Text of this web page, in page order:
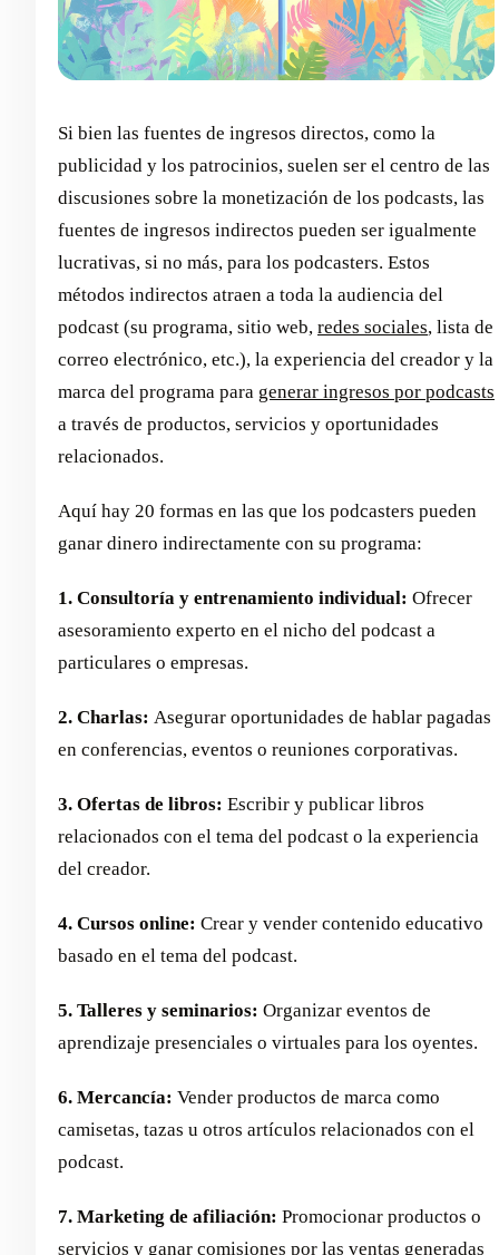
Si bien las fuentes de ingresos directos, como la
publicidad y los patrocinios, suelen ser el centro de las
discusiones sobre la monetización de los podcasts, las
fuentes de ingresos indirectos pueden ser igualmente
lucrativas, si no más, para los podcasters. Estos
métodos indirectos atraen a toda la audiencia del
podcast (su programa, sitio web, redes sociales, lista de
correo electrónico, etc.), la experiencia del creador y la
marca del programa para generar ingresos por podcasts
a través de productos, servicios y oportunidades
relacionados.
Aquí hay 20 formas en las que los podcasters pueden
ganar dinero indirectamente con su programa:
1. Consultoría y entrenamiento individual: Ofrecer
asesoramiento experto en el nicho del podcast a
particulares o empresas.
2. Charlas: Asegurar oportunidades de hablar pagadas
en conferencias, eventos o reuniones corporativas.
3. Ofertas de libros: Escribir y publicar libros
relacionados con el tema del podcast o la experiencia
del creador.
4. Cursos online: Crear y vender contenido educativo
basado en el tema del podcast.
5. Talleres y seminarios: Organizar eventos de
aprendizaje presenciales o virtuales para los oyentes.
6. Mercancía: Vender productos de marca como
camisetas, tazas u otros artículos relacionados con el
podcast.
7. Marketing de afiliación: Promocionar productos o
servicios y ganar comisiones por las ventas generadas